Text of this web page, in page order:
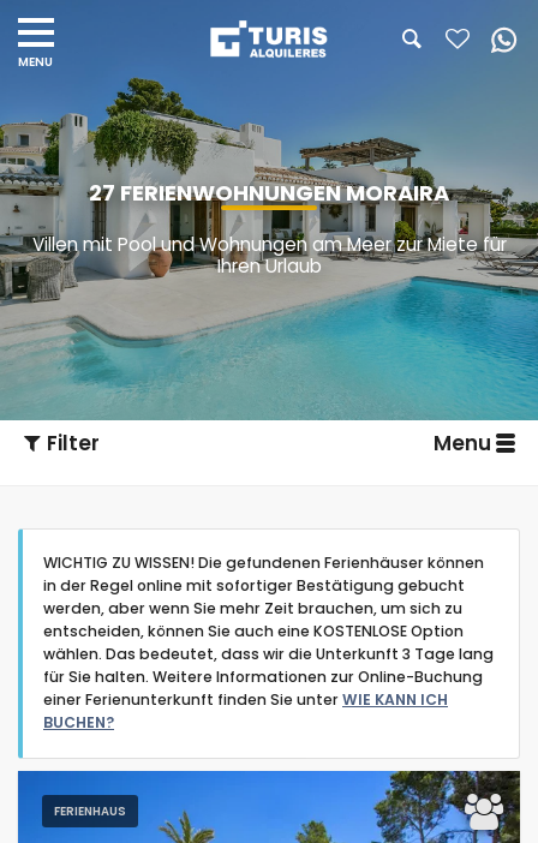
27 FERIENWOHNUNGEN MORAIRA
Villen mit Pool und Wohnungen am Meer zur Miete für
Ihren Urlaub
Filter Menu
Art der Unterkunft
Personen
Schlafzimmer
WICHTIG ZU WISSEN! Die gefundenen Ferienhäuser können
in der Regel online mit sofortiger Bestätigung gebucht
werden, aber wenn Sie mehr Zeit brauchen, um sich zu
entscheiden, können Sie auch eine KOSTENLOSE Option
wählen. Das bedeutet, dass wir die Unterkunft 3 Tage lang
für Sie halten. Weitere Informationen zur Online-Buchung
einer Ferienunterkunft finden Sie unterWIE KANN ICH
BUCHEN?
FERIENHAUS